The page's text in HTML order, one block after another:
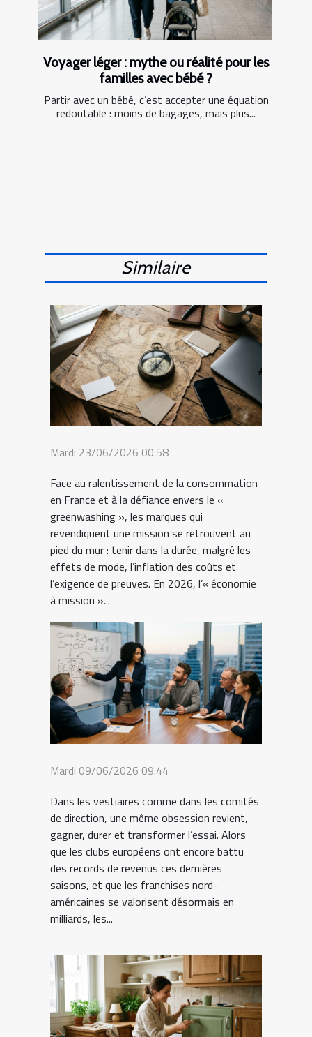
Voyager léger : mythe ou réalité pour les
familles avec bébé ?
Partir avec un bébé, c’est accepter une équation
redoutable : moins de bagages, mais plus...
Similaire
Mardi 23/06/2026 00:58
Face au ralentissement de la consommation
en France et à la défiance envers le «
greenwashing », les marques qui
revendiquent une mission se retrouvent au
pied du mur : tenir dans la durée, malgré les
effets de mode, l’inflation des coûts et
l’exigence de preuves. En 2026, l’« économie
à mission »...
Mardi 09/06/2026 09:44
Dans les vestiaires comme dans les comités
de direction, une même obsession revient,
gagner, durer et transformer l’essai. Alors
que les clubs européens ont encore battu
des records de revenus ces dernières
saisons, et que les franchises nord-
américaines se valorisent désormais en
milliards, les...